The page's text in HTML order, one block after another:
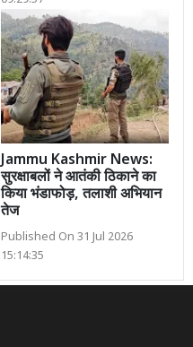
Jammu Kashmir News:
सुरक्षाबलों ने आतंकी ठिकाने का
किया भंडाफोड़, तलाशी अभियान
तेज
Published On 31 Jul 2026
15:14:35